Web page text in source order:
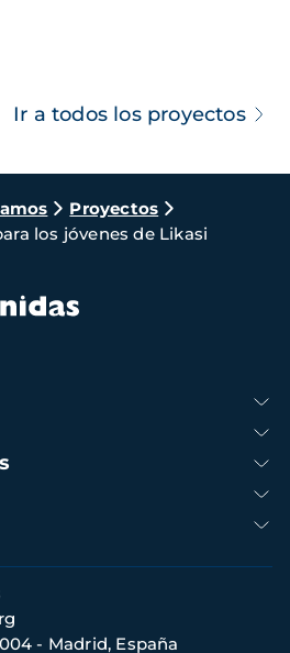
Ir a todos los proyectos
Proyectos
los jóvenes de Likasi
- Madrid, España